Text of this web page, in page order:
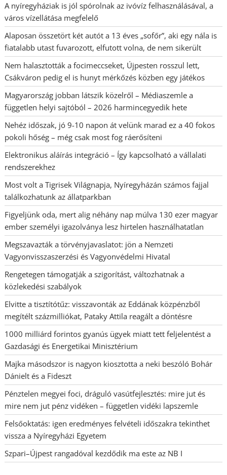
A nyíregyháziak is jól spórolnak az ivóvíz felhasználásával, a
város vízellátása megfelelő
Alaposan összetört két autót a 13 éves „sofőr”, aki egy nála is
fiatalabb utast fuvarozott, elfutott volna, de nem sikerült
Nem halasztották a focimeccseket, Újpesten rosszul lett,
Csákváron pedig el is hunyt mérkőzés közben egy játékos
Magyarország jobban látszik közelről – Médiaszemle a
független helyi sajtóból – 2026 harmincegyedik hete
Nehéz időszak, jó 9-10 napon át velünk marad ez a 40 fokos
pokoli hőség – még csak most fog ráerősíteni
Elektronikus aláírás integráció – Így kapcsolható a vállalati
rendszerekhez
Most volt a Tigrisek Világnapja, Nyíregyházán számos fajjal
találkozhatunk az állatparkban
Figyeljünk oda, mert alig néhány nap múlva 130 ezer magyar
ember személyi igazolványa lesz hirtelen használhatatlan
Megszavazták a törvényjavaslatot: jön a Nemzeti
Vagyonvisszaszerzési és Vagyonvédelmi Hivatal
Rengetegen támogatják a szigorítást, változhatnak a
közlekedési szabályok
Elvitte a tisztítótűz: visszavonták az Eddának közpénzből
megítélt százmilliókat, Pataky Attila reagált a döntésre
1000 milliárd forintos gyanús ügyek miatt tett feljelentést a
Gazdasági és Energetikai Minisztérium
Majka másodszor is nagyon kiosztotta a neki beszóló Bohár
Dánielt és a Fideszt
Pénztelen megyei foci, dráguló vasútfejlesztés: mire jut és
mire nem jut pénz vidéken – független vidéki lapszemle
Felsőoktatás: igen eredményes felvételi időszakra tekinthet
vissza a Nyíregyházi Egyetem
Szpari–Újpest rangadóval kezdődik ma este az NB I